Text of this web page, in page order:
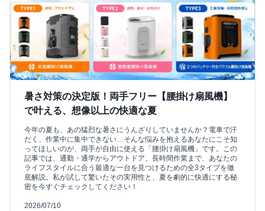
暑さ対策の決定版！両手フリー【腰掛け扇風機】
で叶える、想像以上の快適な夏
今年の夏も、あの猛烈な暑さにうんざりしていませんか？電車で汗
だく、作業中に集中できない…そんな悩みを抱えるあなたにこそ知
ってほしいのが、両手が自由に使える「腰掛け扇風機」です。この
記事では、通勤・通学からアウトドア、長時間作業まで、あなたの
ライフスタイルに合う最適な一台を見つけるための全3タイプを徹
底解説。私が試して驚いたその実用性と、夏を劇的に快適にする秘
密を今すぐチェックしてください！
2026/07/10